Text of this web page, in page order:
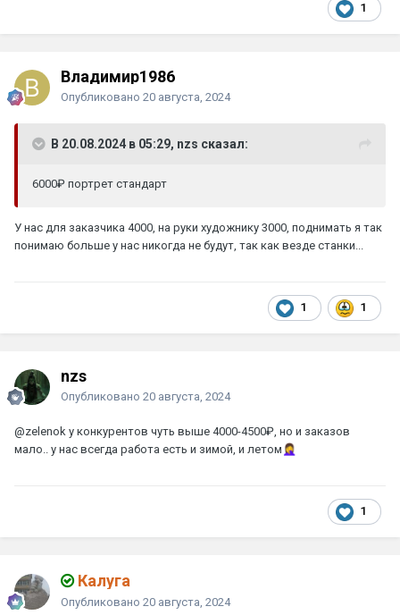
1
Владимир1986
Опубликовано 20 августа, 2024
В 20.08.2024 в 05:29, nzs сказал:
6000₽ портрет стандарт
У нас для заказчика 4000, на руки художнику 3000, поднимать я так
понимаю больше у нас никогда не будут, так как везде станки...
1 1
nzs
Опубликовано 20 августа, 2024
@zelenok у конкурентов чуть выше 4000-4500₽, но и заказов
мало.. у нас всегда работа есть и зимой, и летом 🤦‍♀️
1
Калуга
Опубликовано 20 августа, 2024